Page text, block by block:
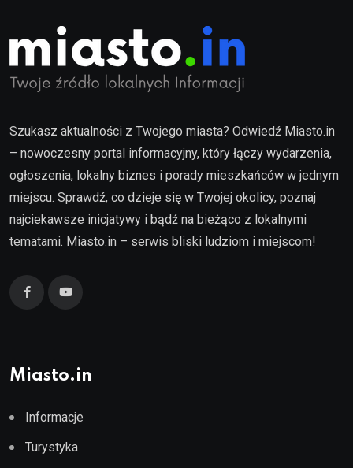
Szukasz aktualności z Twojego miasta? Odwiedź Miasto.in
– nowoczesny portal informacyjny, który łączy wydarzenia,
ogłoszenia, lokalny biznes i porady mieszkańców w jednym
miejscu. Sprawdź, co dzieje się w Twojej okolicy, poznaj
najciekawsze inicjatywy i bądź na bieżąco z lokalnymi
tematami. Miasto.in – serwis bliski ludziom i miejscom!
Miasto.in
Informacje
Turystyka